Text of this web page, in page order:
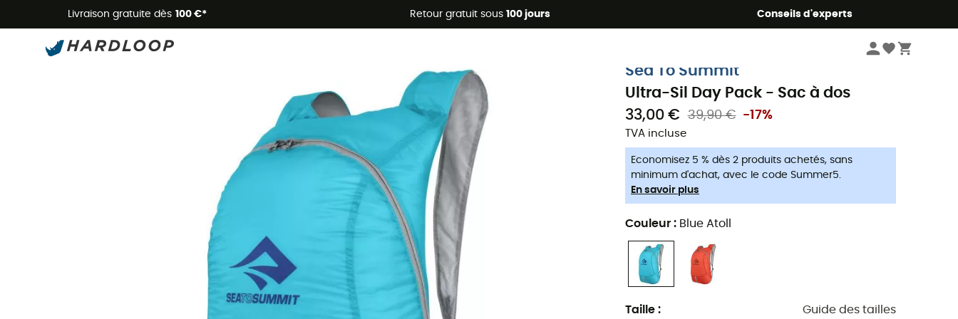
Livraison gratuite dès 100 €* Retour gratuit sous 100 jours Conseils d'experts
Promos d'été 🔥 -5 % EXTRA dès 2 produits* code Summer5
Sea To Summit
Ultra-Sil Day Pack - Sac à dos
33,00 €
39,90 € -17%
TVA incluse
Economisez 5 % dès 2 produits achetés, sans
minimum d'achat, avec le code Summer5.
En savoir plus
Couleur : Blue Atoll
Taille : Guide des tailles